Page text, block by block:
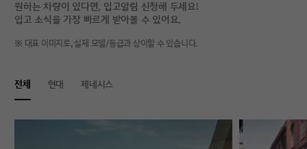
원하는 차량이 있다면, 입고알림 신청해 두세요!
입고 소식을 가장 빠르게 받아볼 수 있어요.
※ 대표 이미지로, 실제 모델/등급과 상이할 수 있습니다.
전체 현대 제네시스